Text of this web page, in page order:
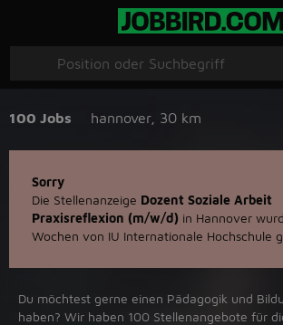
100 Jobs hannover, 30 km
Sorry
Die Stellenanzeige Dozent Soziale Arbeit
Praxisreflexion (m/w/d) in Hannover
Wochen von IU Internationale Hochschule
Du möchtest gerne einen Pädagogik und
haben? Wir haben ‪100‬ Stellenangebote für